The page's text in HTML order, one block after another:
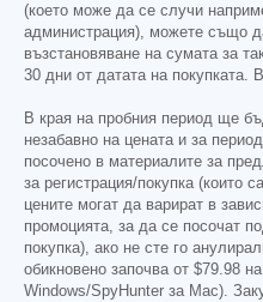
(което може да се случи
администрация), можете също
възстановяване на сумата за
30 дни от датата на покупката.
В края на пробния период ще
незабавно на цената и за
посочено в материалите за
за регистрация/покупка (които
цените могат да варират в
промоцията, за да се посочат
покупка), ако не сте го
обикновено започва от $79.98
Windows/SpyHunter за Mac).